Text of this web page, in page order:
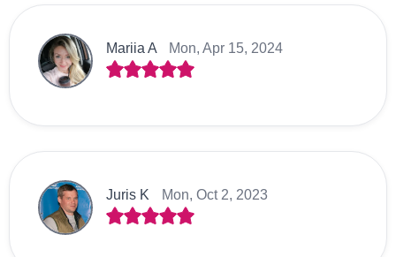
Mariia A Mon, Apr 15, 2024
Juris K Mon, Oct 2, 2023